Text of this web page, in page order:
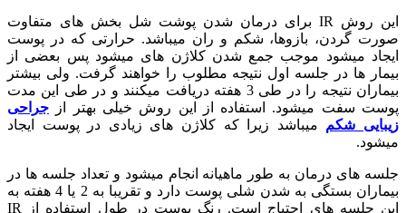
این روش IR برای درمان شدن پوشت شل بخش های متفاوت
صورت گردن، بازوها، شکم و ران میباشد. حرارتی که در پوست
ایجاد میشود موجب جمع شدن کلاژن های میشود پس بعضی از
بیمار ها در جلسه اول نتیجه مطلوب را خواهند گرفت. ولی بیشتر
بیماران نتیجه را در طی 3 هفته دریافت میکنند و در طی این مدت
پوست سفت میشود. استفاده از این روش خیلی بهتر از جراحی
زیبایی شکم میباشد زیرا که کلاژن های زیادی در پوست ایجاد
میشود.
جلسه های درمان به طور ماهیانه انجام میشود و تعداد جلسه ها در
بیماران بستگی به شدن شلی پوست دارد و تقریبا به 2 یا 4 هفته به
این جلسه های احتیاج است. رنگ پوست در طول استفاده از IR